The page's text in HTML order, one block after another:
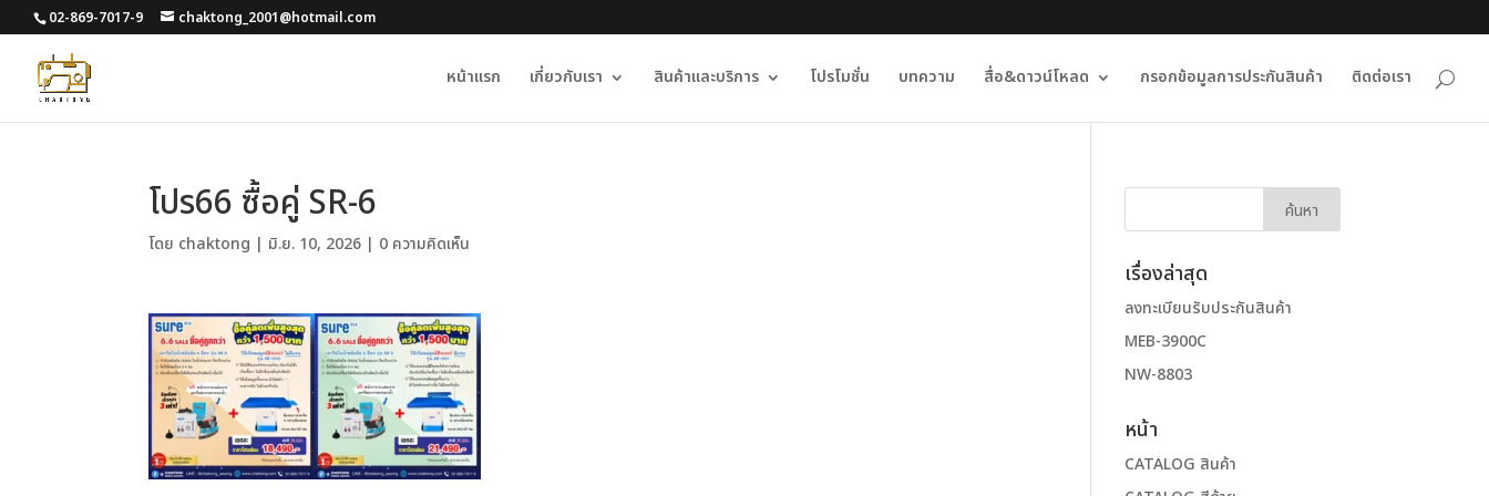
02-869-7017-9 chaktong_2001@hotmail.com
หน้าแรก เกี่ยวกับเรา สินค้าและบริการ โปรโมชั่น บทความ สื่อ&ดาวน์โหลด กรอกข้อมูลการประกันสินค้า ติดต่อเรา
โปร66 ซื้อคู่ SR-6
โดย chaktong | มิ.ย. 10, 2026 | 0 ความคิดเห็น
เรื่องล่าสุด
ลงทะเบียนรับประกันสินค้า
MEB-3900C
NW-8803
หน้า
CATALOG สินค้า